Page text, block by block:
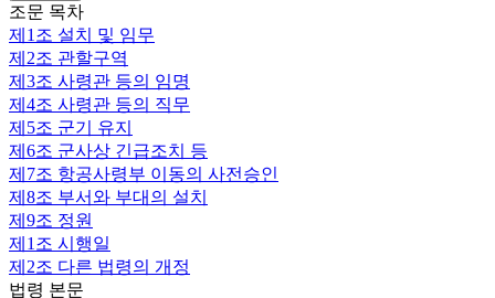
조문 목차
제1조 설치 및 임무
제2조 관할구역
제3조 사령관 등의 임명
제4조 사령관 등의 직무
제5조 군기 유지
제6조 군사상 긴급조치 등
제7조 항공사령부 이동의 사전승인
제8조 부서와 부대의 설치
제9조 정원
제1조 시행일
제2조 다른 법령의 개정
법령 본문